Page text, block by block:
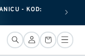
- KOD: + 50
VezaKošara